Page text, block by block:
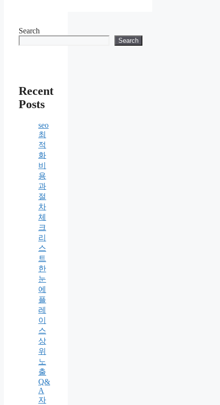
Search
Search
Recent
Posts
seo
최
적
화
비
용
과
절
차
체
크
리
스
트
한
눈
에
플
레
이
스
상
위
노
출
Q&
A
자